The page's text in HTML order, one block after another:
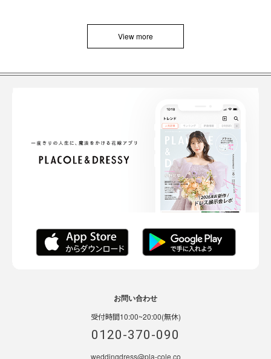
View more
お問い合わせ
受付時間10:00~20:00(無休)
0120-370-090
weddingdress@pla-cole.co